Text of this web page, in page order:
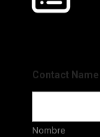
Contact Name
Nombre